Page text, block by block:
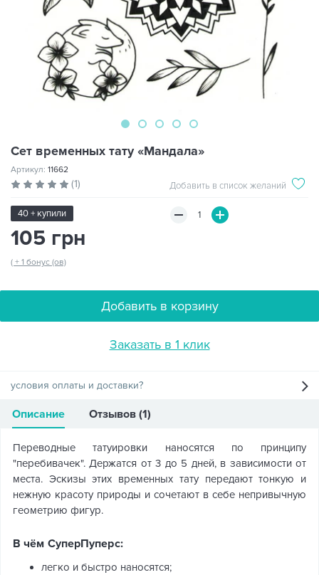
Сет временных тату «Мандала»
Артикул: 11662
(1) Добавить в список желаний
40 + купили
105 грн
( + 1 бонус (ов)
Добавить в корзину
Заказать в 1 клик
условия оплаты и доставки?
Описание Отзывов (1)
Переводные татуировки наносятся по принципу
"перебивачек". Держатся от 3 до 5 дней, в зависимости от
места. Эскизы этих временных тату передают тонкую и
нежную красоту природы и сочетают в себе непривычную
геометрию фигур.
В чём СуперПуперс:
легко и быстро наносятся;